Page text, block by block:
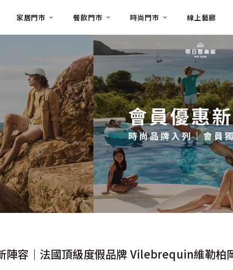
家居門市 餐飲門市 時尚門市 線上藝廊
陣容｜法國頂級度假品牌 Vilebrequin維勒柏